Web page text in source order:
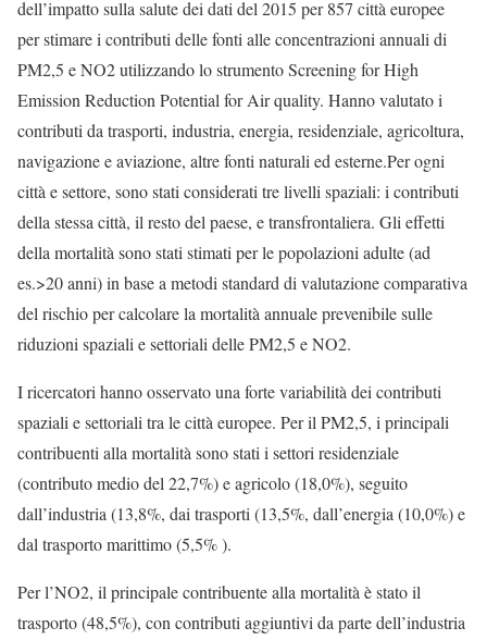
dell’impatto sulla salute dei dati del 2015 per 857 città europee
per stimare i contributi delle fonti alle concentrazioni annuali di
PM2,5 e NO2 utilizzando lo strumento Screening for High
Emission Reduction Potential for Air quality. Hanno valutato i
contributi da trasporti, industria, energia, residenziale, agricoltura,
navigazione e aviazione, altre fonti naturali ed esterne.Per ogni
città e settore, sono stati considerati tre livelli spaziali: i contributi
della stessa città, il resto del paese, e transfrontaliera. Gli effetti
della mortalità sono stati stimati per le popolazioni adulte (ad
es.>20 anni) in base a metodi standard di valutazione comparativa
del rischio per calcolare la mortalità annuale prevenibile sulle
riduzioni spaziali e settoriali delle PM2,5 e NO2.
I ricercatori hanno osservato una forte variabilità dei contributi
spaziali e settoriali tra le città europee. Per il PM2,5, i principali
contribuenti alla mortalità sono stati i settori residenziale
(contributo medio del 22,7%) e agricolo (18,0%), seguito
dall’industria (13,8%, dai trasporti (13,5%, dall’energia (10,0%) e
dal trasporto marittimo (5,5% ).
Per l’NO2, il principale contribuente alla mortalità è stato il
trasporto (48,5%), con contributi aggiuntivi da parte dell’industria